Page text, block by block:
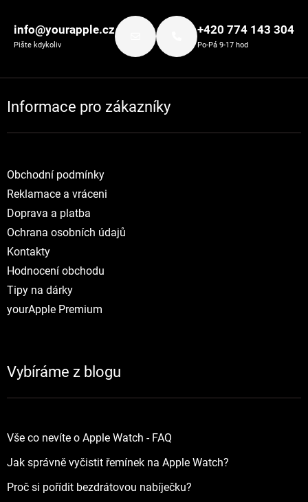
info@yourapple.cz
Pište kdykoliv
+420 774 143 304
Po-Pá 9-17 hod
Informace pro zákazníky
Obchodní podmínky
Reklamace a vráceni
Doprava a platba
Ochrana osobních údajů
Kontakty
Hodnocení obchodu
Tipy na dárky
yourApple Premium
Vybíráme z blogu
Vše co nevíte o Apple Watch - FAQ
Jak správně vyčistit řemínek na Apple Watch?
Proč si pořídit bezdrátovou nabíječku?